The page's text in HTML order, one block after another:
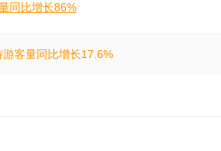
同比增长86%
客量同比增长17.6%